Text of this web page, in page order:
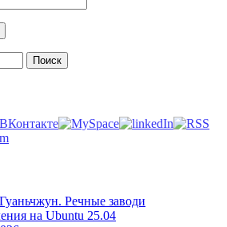
Речные заводи
на Ubuntu 25.04